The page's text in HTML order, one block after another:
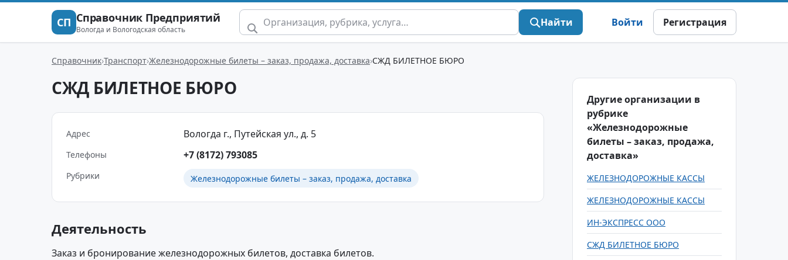
СП Справочник Предприятий
Вологда и Вологодская область
Найти Войти Регистрация
Справочник Транспорт Железнодорожные билеты – заказ, продажа, доставка СЖД БИЛЕТНОЕ БЮРО
СЖД БИЛЕТНОЕ БЮРО
Адрес Вологда г., Путейская ул., д. 5
Телефоны +7 (8172) 793085
Рубрики Железнодорожные билеты – заказ, продажа, доставка
Деятельность
Заказ и бронирование железнодорожных билетов, доставка билетов.
Другие организации в
рубрике
«Железнодорожные
билеты – заказ, продажа,
доставка»
ЖЕЛЕЗНОДОРОЖНЫЕ КАССЫ
ЖЕЛЕЗНОДОРОЖНЫЕ КАССЫ
ИН-ЭКСПРЕСС ООО
СЖД БИЛЕТНОЕ БЮРО